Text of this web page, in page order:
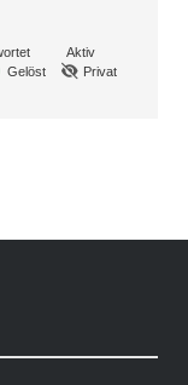
Aktiv
Gelöst
Privat